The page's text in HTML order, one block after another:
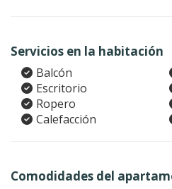
Servicios en la habitación
Balcón
Escritorio
Ropero
Calefacción
Comodidades del